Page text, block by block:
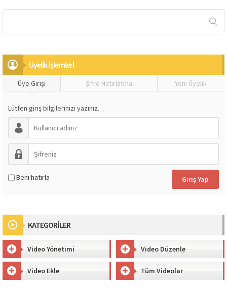
Üyeli̇k İşlemleri̇
Üye Girişi Şifre Hatırlatma Yeni Üyelik
Lütfen giriş bilgilerinizi yazınız.
Beni hatırla
KATEGORİLER
Video Yönetimi Video Düzenle
Video Ekle Tüm Videolar